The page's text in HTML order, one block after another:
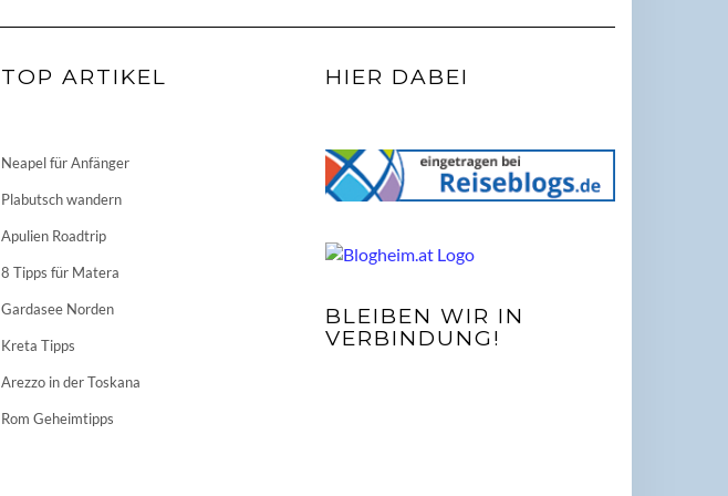
TOP ARTIKEL
Neapel für Anfänger
Plabutsch wandern
Apulien Roadtrip
8 Tipps für Matera
Gardasee Norden
Kreta Tipps
Arezzo in der Toskana
Rom Geheimtipps
HIER DABEI
BLEIBEN WIR IN
VERBINDUNG!